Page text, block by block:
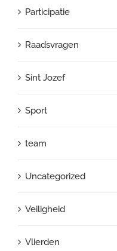
Participatie
Raadsvragen
Sint Jozef
Sport
team
Uncategorized
Veiligheid
Vlierden